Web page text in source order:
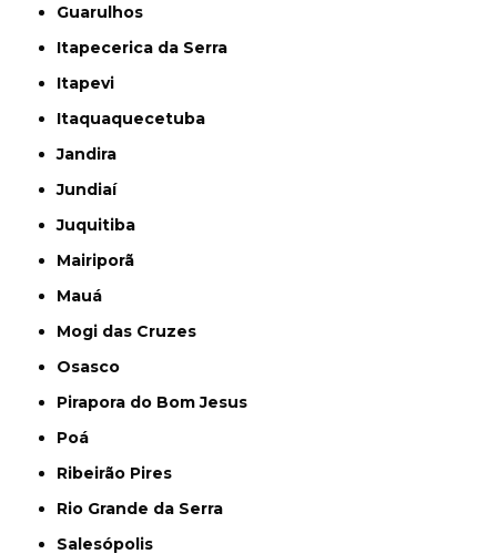
Guarulhos
Itapecerica da Serra
Itapevi
Itaquaquecetuba
Jandira
Jundiaí
Juquitiba
Mairiporã
Mauá
Mogi das Cruzes
Osasco
Pirapora do Bom Jesus
Poá
Ribeirão Pires
Rio Grande da Serra
Salesópolis